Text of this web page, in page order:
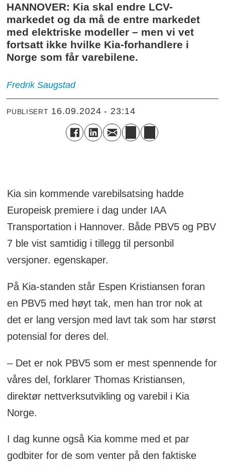
HANNOVER: Kia skal endre LCV-
markedet og da må de entre markedet
med elektriske modeller – men vi vet
fortsatt ikke hvilke Kia-forhandlere i
Norge som får varebilene.
Fredrik Saugstad
PUBLISERT 16.09.2024 - 23:14
Kia sin kommende varebilsatsing hadde
Europeisk premiere i dag under IAA
Transportation i Hannover. Både PBV5 og PBV
7 ble vist samtidig i tillegg til personbil
versjoner. egenskaper.
På Kia-standen står Espen Kristiansen foran
en PBV5 med høyt tak, men han tror nok at
det er lang versjon med lavt tak som har størst
potensial for deres del.
– Det er nok PBV5 som er mest spennende for
våres del, forklarer Thomas Kristiansen,
direktør nettverksutvikling og varebil i Kia
Norge.
I dag kunne også Kia komme med et par
godbiter for de som venter på den faktiske